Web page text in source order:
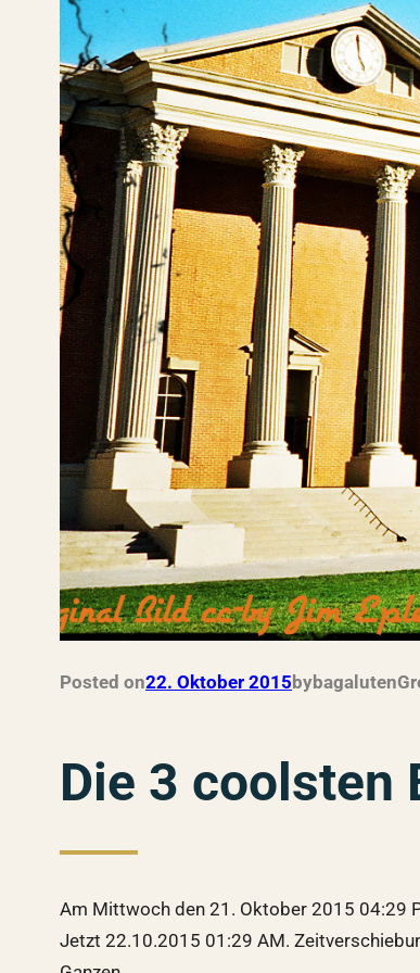
Posted on22. Oktober 2015 by
Die 3 coolsten
Am Mittwoch den 21. Oktober 2015 04:29
Jetzt 22.10.2015 01:29 AM.